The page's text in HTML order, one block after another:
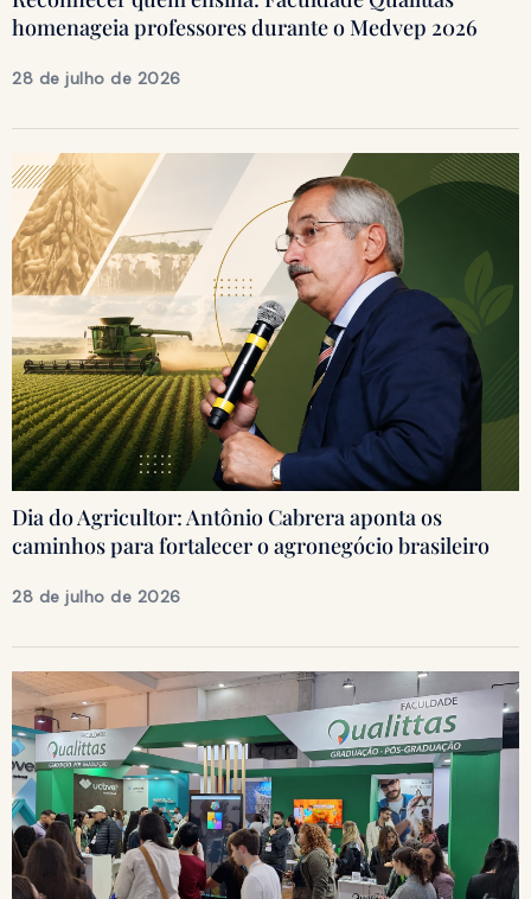
homenageia professores durante o Medvep 2026
28 de julho de 2026
Dia do Agricultor: Antônio Cabrera aponta os
caminhos para fortalecer o agronegócio brasileiro
28 de julho de 2026